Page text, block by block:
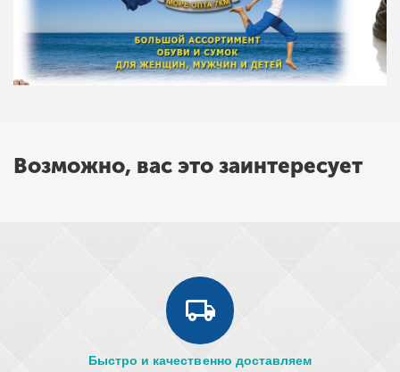
Возможно, вас это заинтересует
Быстро и качественно доставляем